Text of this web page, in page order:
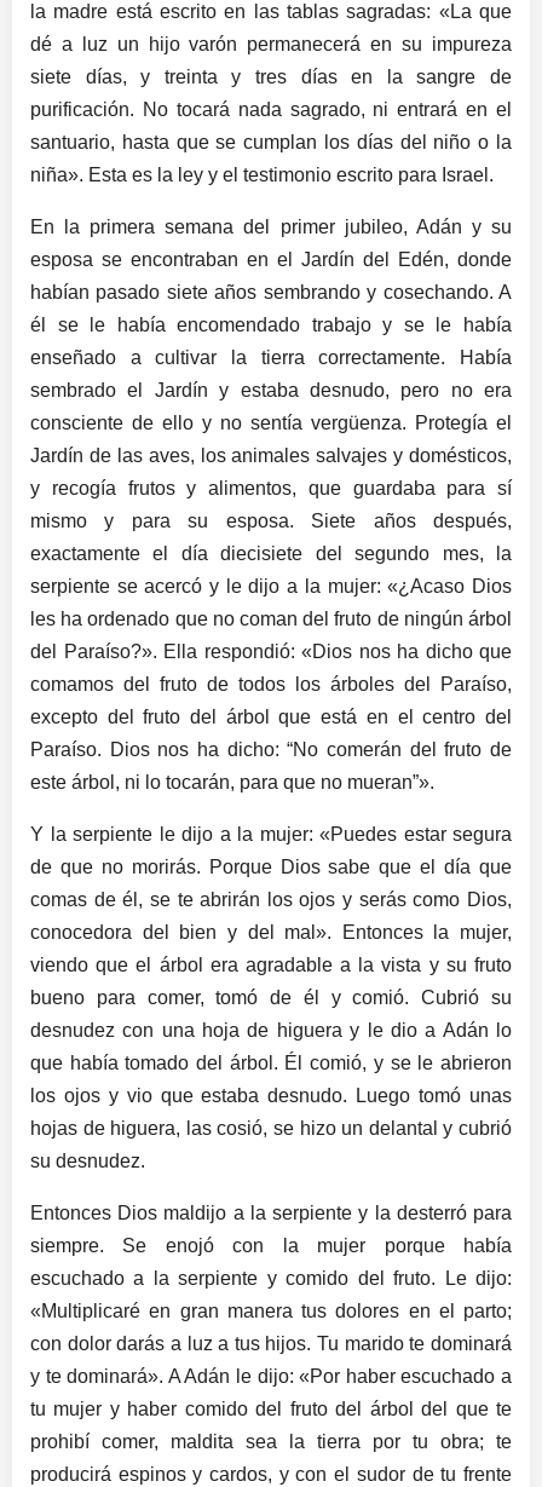
la madre está escrito en las tablas sagradas: «La que
dé a luz un hijo varón permanecerá en su impureza
siete días, y treinta y tres días en la sangre de
purificación. No tocará nada sagrado, ni entrará en el
santuario, hasta que se cumplan los días del niño o la
niña». Esta es la ley y el testimonio escrito para Israel.
En la primera semana del primer jubileo, Adán y su
esposa se encontraban en el Jardín del Edén, donde
habían pasado siete años sembrando y cosechando. A
él se le había encomendado trabajo y se le había
enseñado a cultivar la tierra correctamente. Había
sembrado el Jardín y estaba desnudo, pero no era
consciente de ello y no sentía vergüenza. Protegía el
Jardín de las aves, los animales salvajes y domésticos,
y recogía frutos y alimentos, que guardaba para sí
mismo y para su esposa. Siete años después,
exactamente el día diecisiete del segundo mes, la
serpiente se acercó y le dijo a la mujer: «¿Acaso Dios
les ha ordenado que no coman del fruto de ningún árbol
del Paraíso?». Ella respondió: «Dios nos ha dicho que
comamos del fruto de todos los árboles del Paraíso,
excepto del fruto del árbol que está en el centro del
Paraíso. Dios nos ha dicho: “No comerán del fruto de
este árbol, ni lo tocarán, para que no mueran”».
Y la serpiente le dijo a la mujer: «Puedes estar segura
de que no morirás. Porque Dios sabe que el día que
comas de él, se te abrirán los ojos y serás como Dios,
conocedora del bien y del mal». Entonces la mujer,
viendo que el árbol era agradable a la vista y su fruto
bueno para comer, tomó de él y comió. Cubrió su
desnudez con una hoja de higuera y le dio a Adán lo
que había tomado del árbol. Él comió, y se le abrieron
los ojos y vio que estaba desnudo. Luego tomó unas
hojas de higuera, las cosió, se hizo un delantal y cubrió
su desnudez.
Entonces Dios maldijo a la serpiente y la desterró para
siempre. Se enojó con la mujer porque había
escuchado a la serpiente y comido del fruto. Le dijo:
«Multiplicaré en gran manera tus dolores en el parto;
con dolor darás a luz a tus hijos. Tu marido te dominará
y te dominará». A Adán le dijo: «Por haber escuchado a
tu mujer y haber comido del fruto del árbol del que te
prohibí comer, maldita sea la tierra por tu obra; te
producirá espinos y cardos, y con el sudor de tu frente